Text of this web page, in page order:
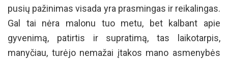
pusių pažinimas visada yra prasmingas ir reikalingas.
Gal tai nėra malonu tuo metu, bet kalbant apie
gyvenimą, patirtis ir supratimą, tas laikotarpis,
manyčiau, turėjo nemažai įtakos mano asmenybės